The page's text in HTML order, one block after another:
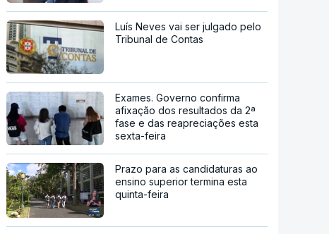
Luís Neves vai ser julgado pelo
Tribunal de Contas
Exames. Governo confirma
afixação dos resultados da 2ª
fase e das reapreciações esta
sexta-feira
Prazo para as candidaturas ao
ensino superior termina esta
quinta-feira